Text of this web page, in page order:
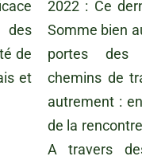
des
de
et
2022 : Ce
Somme bien
portes des
chemins de
autrement :
de la
A travers